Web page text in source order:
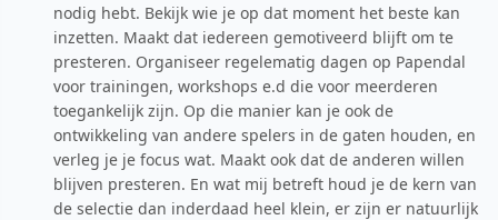
nodig hebt. Bekijk wie je op dat moment het beste kan
inzetten. Maakt dat iedereen gemotiveerd blijft om te
presteren. Organiseer regelematig dagen op Papendal
voor trainingen, workshops e.d die voor meerderen
toegankelijk zijn. Op die manier kan je ook de
ontwikkeling van andere spelers in de gaten houden, en
verleg je je focus wat. Maakt ook dat de anderen willen
blijven presteren. En wat mij betreft houd je de kern van
de selectie dan inderdaad heel klein, er zijn er natuurlijk